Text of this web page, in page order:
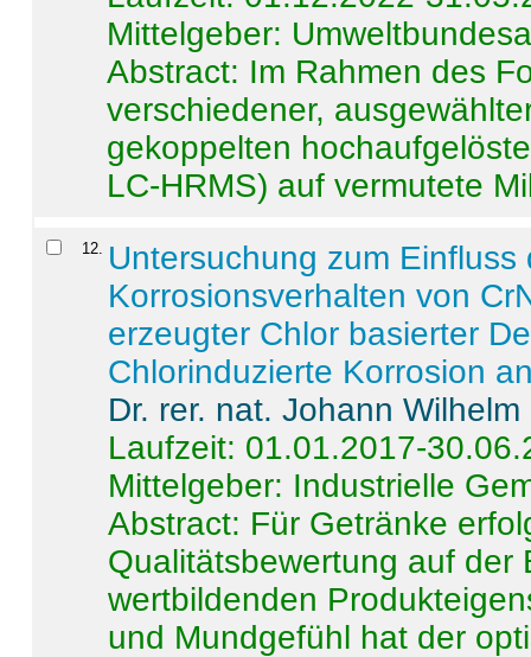
Mittelgeber:
Abstract: Im Rahmen des
verschiedener,
gekoppelten
LC-HRMS) auf vermutete
12
Untersuchung zum
Korrosionsverhalten von
erzeugter Chlor basierter
Chlorinduzierte Korrosion
Dr. rer. nat. Johann
Laufzeit: 01.01.2017-
Mittelgeber: Industrielle
Abstract: Für Getränke
Qualitätsbewertung auf der
wertbildenden
und Mundgefühl hat der